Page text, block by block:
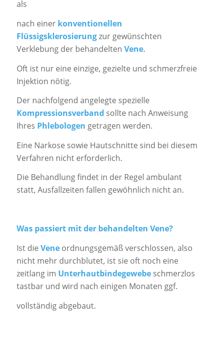
als
nach einerkonventionellen
Flüssigsklerosierungzur gewünschten
Verklebung der behandelten Vene.
Oft ist nur eine einzige, gezielte und schmerzfreie
Injektion nötig.
Der nachfolgend angelegte spezielle
Kompressionsverband sollte nach Anweisung
Ihres Phlebologen getragen werden.
Eine Narkose sowie Hautschnitte sind bei diesem
Verfahren nicht erforderlich.
Die Behandlung findet in der Regel ambulant
statt, Ausfallzeiten fallen gewöhnlich nicht an.
Was passiert mit der behandelten Vene?
Ist die Veneordnungsgemäß verschlossen, also
nicht mehr durchblutet, ist sie oft noch eine
zeitlang im Unterhautbindegewebeschmerzlos
tastbar und wird nach einigen Monaten ggf.
vollständig abgebaut.